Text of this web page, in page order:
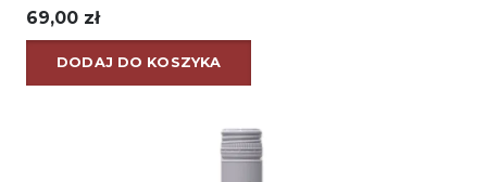
69,00 zł
DODAJ DO KOSZYKA